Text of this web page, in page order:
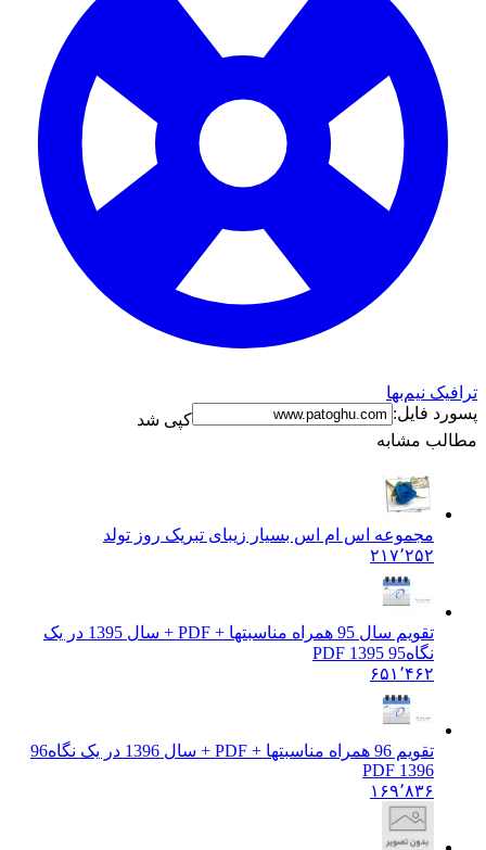
ترافیک نیم‌بها
پسورد فایل:
کپی شد
مطالب مشابه
مجموعه اس ام اس بسیار زیبای تبریک روز تولد
۲۱۷٬۲۵۲
تقویم سال 95 همراه مناسبتها + PDF + سال 1395 در یک
نگاه95 PDF 1395
۶۵۱٬۴۶۲
تقویم 96 همراه مناسبتها + PDF + سال 1396 در یک نگاه
96
PDF 1396
۱۶۹٬۸۳۶